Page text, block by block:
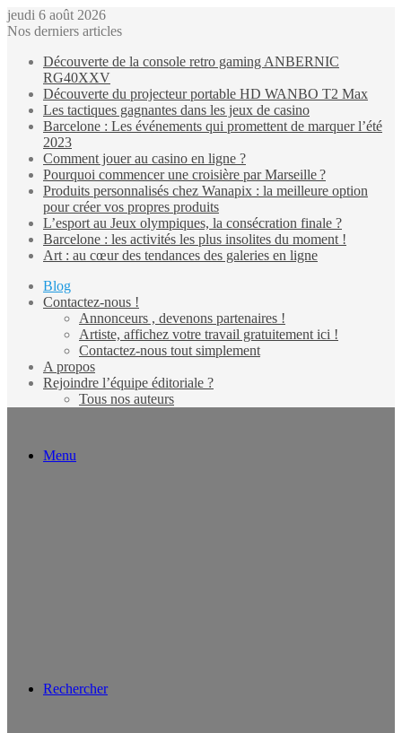
jeudi 6 août 2026
Nos derniers articles
Découverte de la console retro gaming ANBERNIC
RG40XXV
Découverte du projecteur portable HD WANBO T2 Max
Les tactiques gagnantes dans les jeux de casino
Barcelone : Les événements qui promettent de marquer l’été
2023
Comment jouer au casino en ligne ?
Pourquoi commencer une croisière par Marseille ?
Produits personnalisés chez Wanapix : la meilleure option
pour créer vos propres produits
L’esport au Jeux olympiques, la consécration finale ?
Barcelone : les activités les plus insolites du moment !
Art : au cœur des tendances des galeries en ligne
Blog
Contactez-nous !
Annonceurs , devenons partenaires !
Artiste, affichez votre travail gratuitement ici !
Contactez-nous tout simplement
A propos
Rejoindre l’équipe éditoriale ?
Tous nos auteurs
Menu
Rechercher